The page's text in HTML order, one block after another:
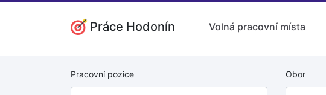
Práce Hodonín Volná pracovní místa
Pracovní pozice Obor